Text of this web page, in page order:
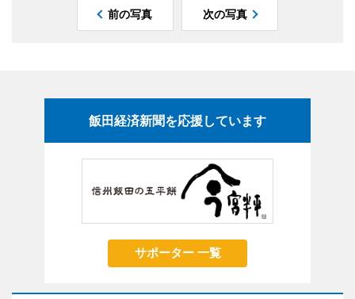
前の写真 次の写真
飯田経済新聞を応援しています
サポーター 一覧